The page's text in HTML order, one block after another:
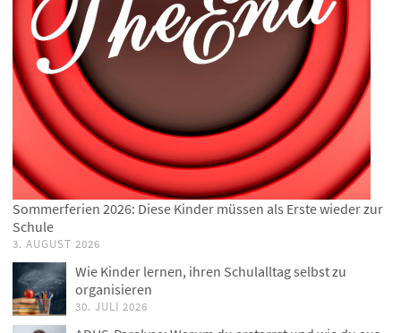
Sommerferien 2026: Diese Kinder müssen als Erste wieder zur
Schule
3. AUGUST 2026
Wie Kinder lernen, ihren Schulalltag selbst zu
organisieren
30. JULI 2026